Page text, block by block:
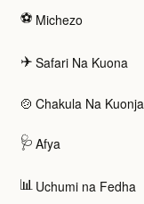
⚽ Michezo
✈️ Safari Na Kuona
🍲 Chakula Na Kuonja
🩺 Afya
📊 Uchumi na Fedha